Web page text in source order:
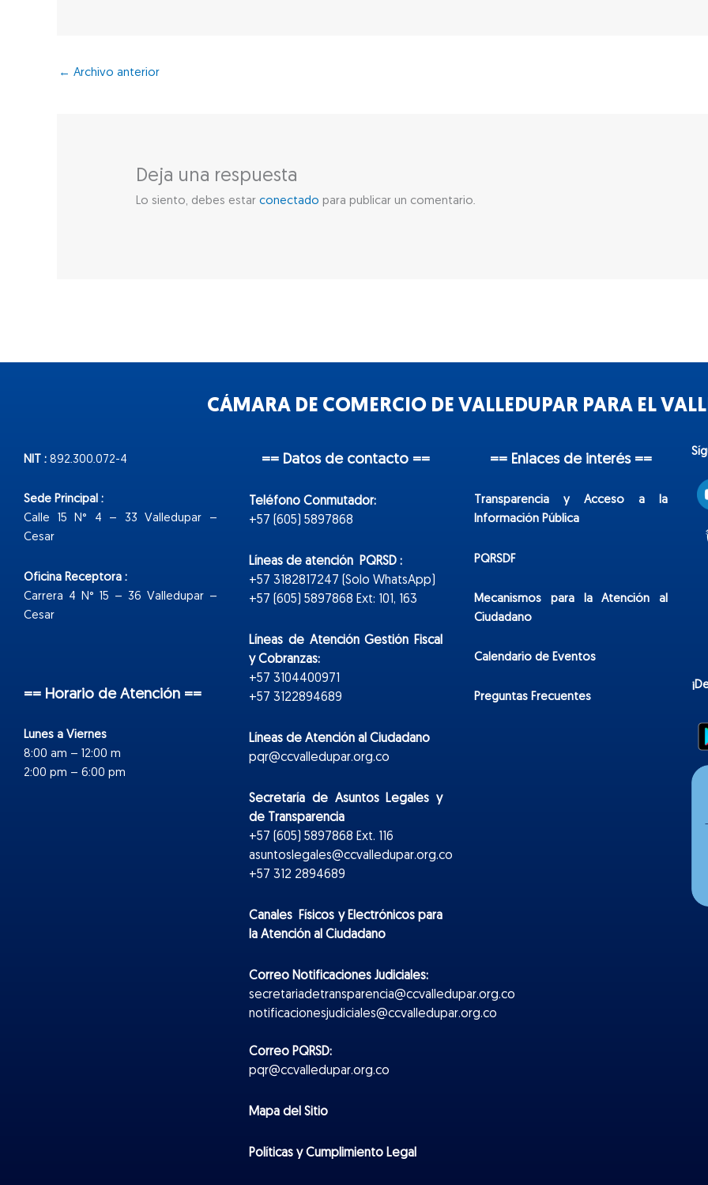
← Archivo anterior
Deja una respuesta
Lo siento, debes estarconectado para publicar un comentario.
CÁMARA DE COMERCIO DE VALLEDUPAR PARA EL
NIT : 892.300.072-4
Sede Principal :
Calle 15 N° 4 – 33 Valledupar –
Cesar
Oficina Receptora :
Carrera 4 N° 15 – 36 Valledupar –
Cesar
== Horario de Atención ==
Lunes a Viernes
8:00 am – 12:00 m
2:00 pm – 6:00 pm
== Datos de contacto ==
Teléfono Conmutador:
+57 (605) 5897868
Líneas de atención PQRSD :
+57 3182817247 (Solo WhatsApp)
+57 (605) 5897868 Ext: 101, 163
Líneas de Atención Gestión Fiscal
y Cobranzas:
+57 3104400971
+57 3122894689
Líneas de Atención al Ciudadano
pqr@ccvalledupar.org.co
Secretaría de Asuntos Legales y
de Transparencia
+57 (605) 5897868 Ext. 116
asuntoslegales@ccvalledupar.org.co
+57 312 2894689
Canales Físicos yElectrónicospara
la Atención al Ciudadano
Correo Notificaciones Judiciales:
secretariadetransparencia@ccvalledupar.org.co
notificacionesjudiciales@ccvalledupar.org.co
Correo PQRSD:
pqr@ccvalledupar.org.co
Mapa del Sitio
Políticas y Cumplimiento Legal
== Enlaces de interés ==
Transparencia y Acceso a la
Información Pública
PQRSDF
Mecanismos para la Atención al
Ciudadano
Calendario de Eventos
Preguntas Frecuentes